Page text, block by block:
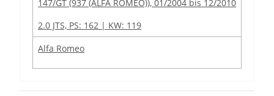
147/GT (937 (ALFA ROMEO)), 01/2004 bis 12/2010
2.0 JTS, PS: 162 | KW: 119
Alfa Romeo
147/GT
147/GT (937 (ALFA ROMEO)), 01/2004 bis 12/2010